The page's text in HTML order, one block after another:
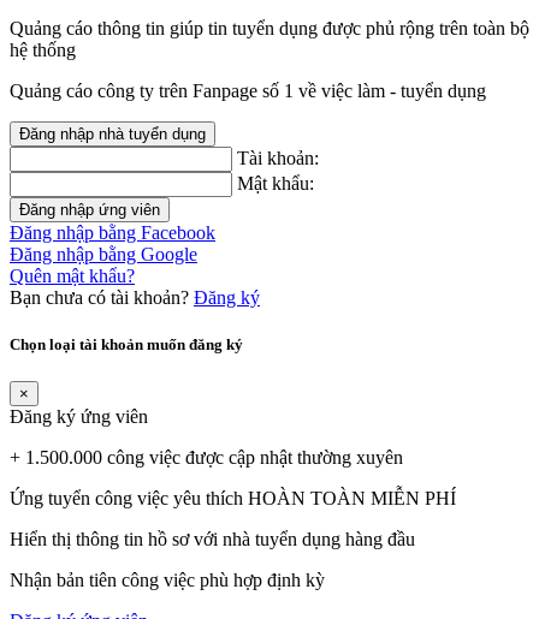
Quảng cáo thông tin giúp tin tuyển dụng được phủ rộng trên toàn bộ
hệ thống
Quảng cáo công ty trên Fanpage số 1 về việc làm - tuyển dụng
Đăng nhập nhà tuyển dụng
Tài khoản:
Mật khẩu:
Đăng nhập ứng viên
Đăng nhập bằng Facebook
Đăng nhập bằng Google
Quên mật khẩu?
Bạn chưa có tài khoản? Đăng ký
Chọn loại tài khoản muốn đăng ký
×
Đăng ký ứng viên
+ 1.500.000 công việc được cập nhật thường xuyên
Ứng tuyển công việc yêu thích HOÀN TOÀN MIỄN PHÍ
Hiển thị thông tin hồ sơ với nhà tuyển dụng hàng đầu
Nhận bản tiên công việc phù hợp định kỳ